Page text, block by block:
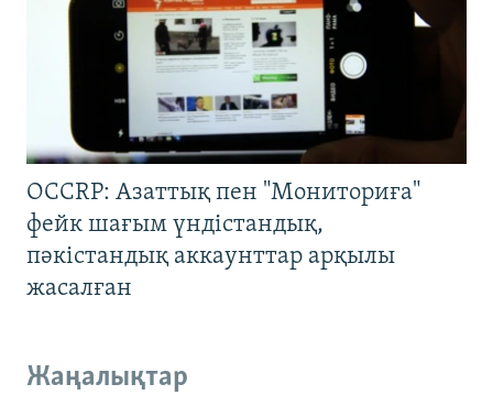
OCCRP: Азаттық пен "Мониториға"
фейк шағым үндістандық,
пәкістандық аккаунттар арқылы
жасалған
Жаңалықтар